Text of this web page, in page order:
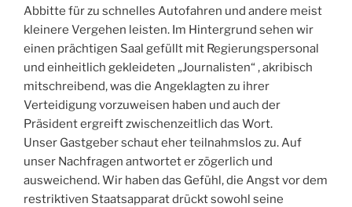
Abbitte für zu schnelles Autofahren und andere meist
kleinere Vergehen leisten. Im Hintergrund sehen wir
einen prächtigen Saal gefüllt mit Regierungspersonal
und einheitlich gekleideten „Journalisten“ , akribisch
mitschreibend, was die Angeklagten zu ihrer
Verteidigung vorzuweisen haben und auch der
Präsident ergreift zwischenzeitlich das Wort.
Unser Gastgeber schaut eher teilnahmslos zu. Auf
unser Nachfragen antwortet er zögerlich und
ausweichend. Wir haben das Gefühl, die Angst vor dem
restriktiven Staatsapparat drückt sowohl seine